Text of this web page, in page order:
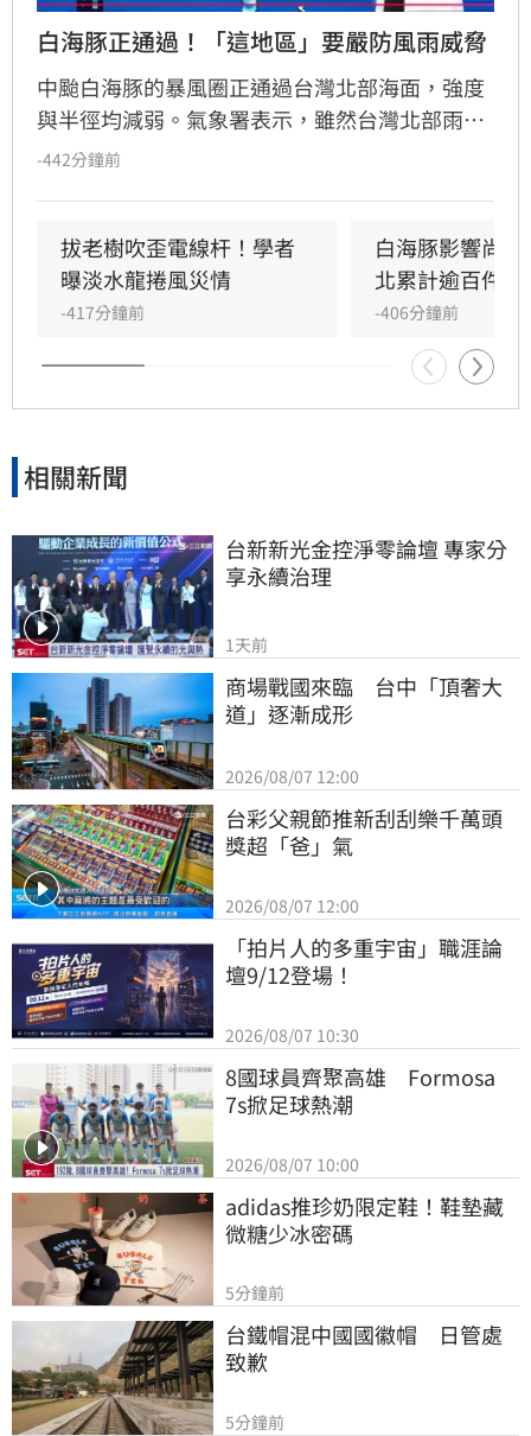
白海豚正通過！「這地區」要嚴防風雨威脅
中颱白海豚的暴風圈正通過台灣北部海面，強度
與半徑均減弱。氣象署表示，雖然台灣北部雨勢
將逐漸趨緩，但馬祖地區傍晚至晚間仍面臨劇烈
（10）日中南部地區仍有斷斷續續陣雨，南部山
區與大台北地區須提防局部大雨。
-442分鐘前
拔老樹吹歪電線杆！學者
曝淡水龍捲風災情
-417分鐘前
白海豚影響尚
北累計逾百件災
-406分鐘前
相關新聞
台新新光金控淨零論壇 專家分
享永續治理
1天前
商場戰國來臨　台中「頂奢大
道」逐漸成形
2026/08/07 12:00
台彩父親節推新刮刮樂千萬頭
獎超「爸」氣
2026/08/07 12:00
「拍片人的多重宇宙」職涯論
壇9/12登場！
2026/08/07 10:30
8國球員齊聚高雄　Formosa
7s掀足球熱潮
2026/08/07 10:00
adidas推珍奶限定鞋！鞋墊藏
微糖少冰密碼
5分鐘前
台鐵帽混中國國徽帽　日管處
致歉
5分鐘前